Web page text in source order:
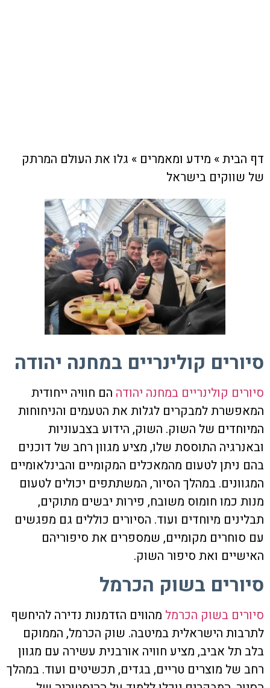
דף הבית» מידע ומאמרים » גלו את העולם המרתק
של שווקים בישראל
סיורים קולינריים במחנה יהודה
סיורים קולינריים במחנה יהודה הם חוויה ייחודית
המאפשרת למבקרים לגלות את הטעמים והניחוחות
המיוחדים של השוק. השוק, הידוע בצבעוניות
ובאנרגיה התוססת שלו, מציע מגוון רחב של דוכנים
בהם ניתן לטעום מהמאכלים המקומיים והבינלאומיים
המגוונים. במהלך הסיור, המשתתפים יכולים לטעום
מנות כמו חומוס משובח, פירות יבשים מתוקים,
תבלינים מיוחדים ועוד. הסיורים כוללים גם מפגשים
עם סוחרים מקומיים, שמספרים את סיפוריהם
האישיים ואת סיפור השוק.
סיורים בשוק הכרמל
סיורים בשוק הכרמל מהווים הזדמנות נדירה להיחשף
לתרבות הישראלית במיטבה. שוק הכרמל, הממוקם
בלב תל אביב, מציע חוויה אורבנית עשירה עם מגוון
רחב של מוצרים טריים, בגדים, תכשיטים ועוד. במהלך